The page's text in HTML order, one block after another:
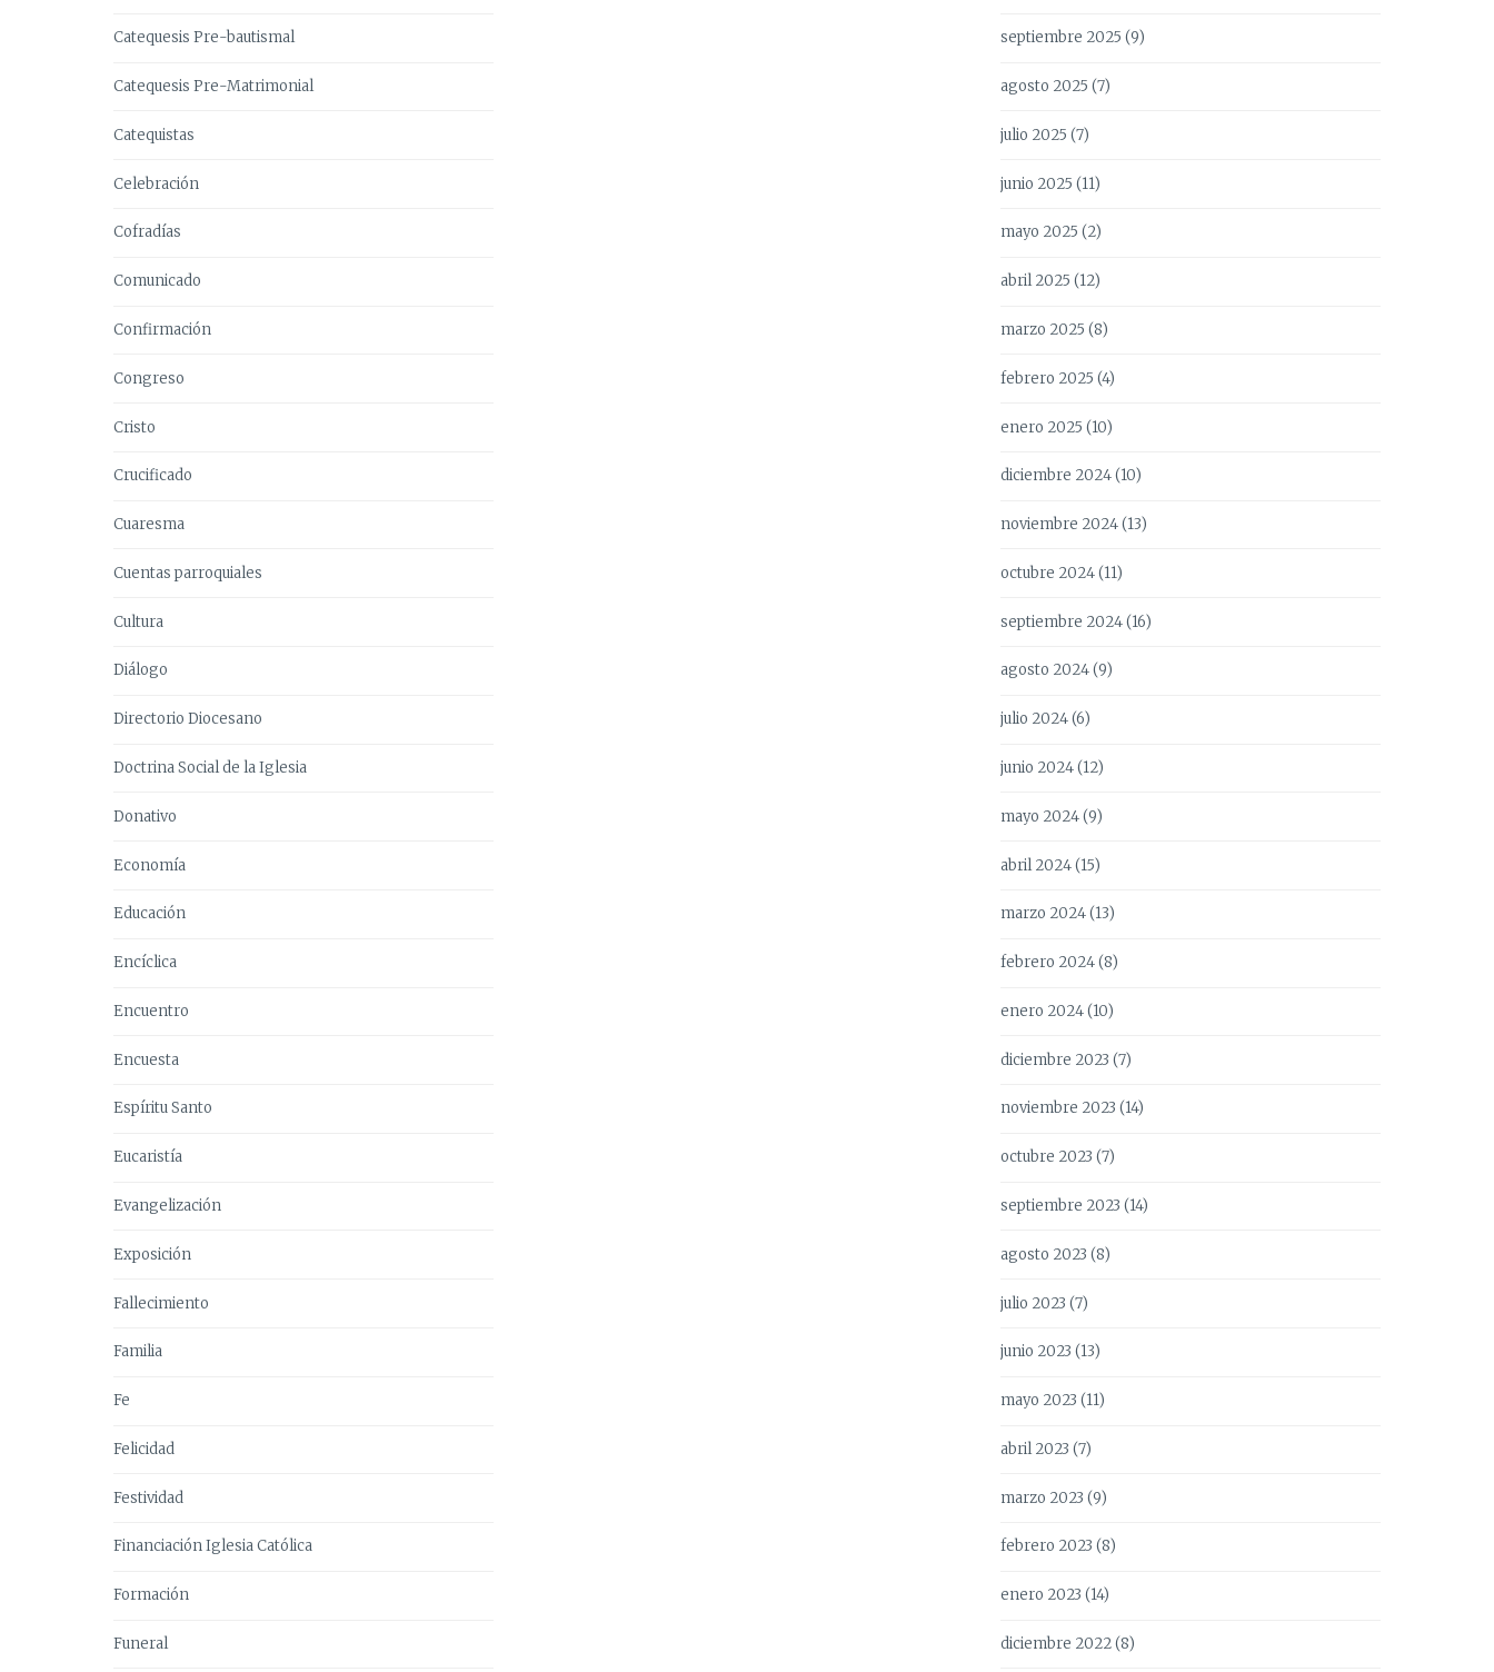
Catequesis Pre-bautismal
Catequesis Pre-Matrimonial
Catequistas
Celebración
Cofradías
Comunicado
Confirmación
Congreso
Cristo
Crucificado
Cuaresma
Cuentas parroquiales
Cultura
Diálogo
Directorio Diocesano
Doctrina Social de la Iglesia
Donativo
Economía
Educación
Encíclica
Encuentro
Encuesta
Espíritu Santo
Eucaristía
Evangelización
Exposición
Fallecimiento
Familia
Fe
Felicidad
Festividad
Financiación Iglesia Católica
Formación
Funeral
septiembre 2025 (9)
agosto 2025 (7)
julio 2025 (7)
junio 2025 (11)
mayo 2025 (2)
abril 2025 (12)
marzo 2025 (8)
febrero 2025 (4)
enero 2025 (10)
diciembre 2024(10)
noviembre 2024(13)
octubre 2024(11)
septiembre 2024(16)
agosto 2024(9)
julio 2024(6)
junio 2024(12)
mayo 2024(9)
abril 2024(15)
marzo 2024(13)
febrero 2024(8)
enero 2024(10)
diciembre 2023 (7)
noviembre 2023 (14)
octubre 2023 (7)
septiembre 2023 (14)
agosto 2023 (8)
julio 2023 (7)
junio 2023 (13)
mayo 2023 (11)
abril 2023 (7)
marzo 2023 (9)
febrero 2023 (8)
enero 2023 (14)
diciembre 2022(8)